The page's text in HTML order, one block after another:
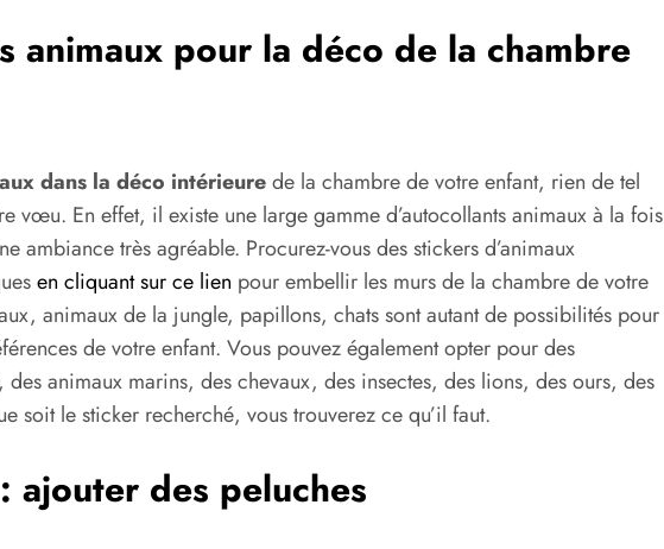
animaux pour la déco de la chambre
dans la déco intérieurede la chambre de votre enfant, rien de tel
vœu. En effet, il existe une large gamme d’autocollants animaux à la fois
ambiance très agréable. Procurez-vous des stickers d’animaux
en cliquant sur ce lien pour embellir les murs de la chambre de votre
animaux de la jungle, papillons, chats sont autant de possibilités pour
de votre enfant. Vous pouvez également opter pour des
des animaux marins, des chevaux, des insectes, des lions, des ours, des
soit le sticker recherché, vous trouverez ce qu’il faut.
ajouter des peluches